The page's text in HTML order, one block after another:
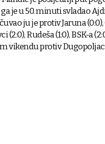
je u 50. minuti svladao
ju je protiv Jaruna
Rudeša (1:0), BSK-a
vikendu protiv